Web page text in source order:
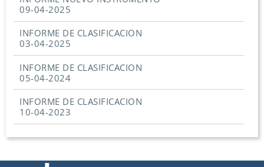
09-04-2025
INFORME DE CLASIFICACION
03-04-2025
INFORME DE CLASIFICACION
05-04-2024
INFORME DE CLASIFICACION
10-04-2023